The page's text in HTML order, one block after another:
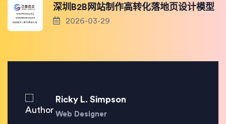
深圳B2B网站制作高转化落地页设计模型
2026-03-29
Ricky L. Simpson
Web Designer